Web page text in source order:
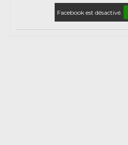
Facebook est désactivé.